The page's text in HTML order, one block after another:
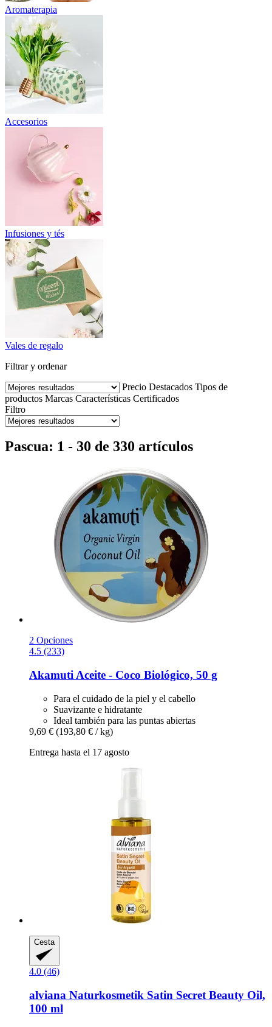
Aromaterapia
Accesorios
Infusiones y tés
Vales de regalo
Filtrar y ordenar
Precio Destacados Tipos de
productos Marcas Características Certificados
Filtro
Pascua: 1 - 30 de 330 artículos
2 Opciones
4.5 (233)
Akamuti Aceite -​ Coco Biológico, 50 g
Para el cuidado de la piel y el cabello
Suavizante e hidratante
Ideal también para las puntas abiertas
9,69 € (193,80 € / kg)
Entrega hasta el 17 agosto
Cesta
4.0 (46)
alviana Naturkosmetik Satin Secret Beauty Oil,
100 ml